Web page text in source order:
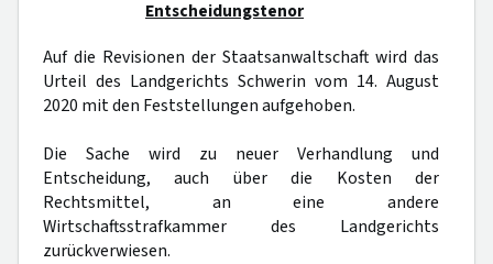
Entscheidungstenor
Auf die Revisionen der Staatsanwaltschaft wird das
Urteil des Landgerichts Schwerin vom 14. August
2020 mit den Feststellungen aufgehoben.
Die Sache wird zu neuer Verhandlung und
Entscheidung, auch über die Kosten der
Rechtsmittel, an eine andere
Wirtschaftsstrafkammer des Landgerichts
zurückverwiesen.